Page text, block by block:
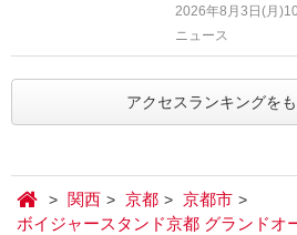
2026年8月3日(月
ニュース
アクセスランキングを
関西 京都
京都市
ボイジャースタンド京都 グランドオ